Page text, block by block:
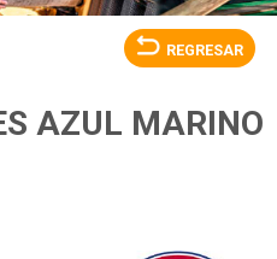
REGRESAR
AZUL MARINO